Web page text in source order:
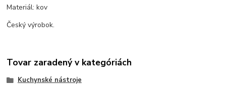
Materiál: kov
Český výrobok.
Tovar zaradený v kategóriách
Kuchynské nástroje